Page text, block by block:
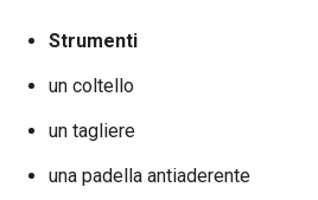
Strumenti
un coltello
un tagliere
una padella antiaderente